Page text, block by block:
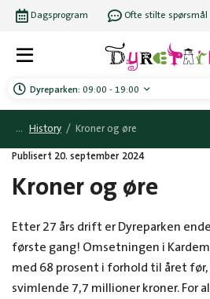
Dyreparken: 09:00 - 19:00
Dagsprogram Ofte stilte spørsmål
History / Kroner og øre
Publisert 20. september 2024
Kroner og øre
Etter 27 års drift er Dyreparken
første gang! Omsetningen i
med 68 prosent i forhold til året
svimlende 7,7 millioner kroner. For